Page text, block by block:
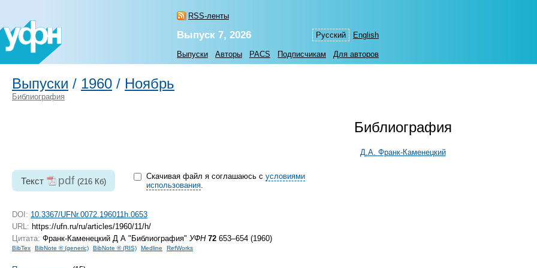
RSS-ленты
Русский English
Выпуск 7, 2026
Выпуски Авторы PACS Подписчикам Для авторов
Выпуски / 1960 / Ноябрь
Библиография
Библиография
Д.А. Франк-Каменецкий
Текст pdf (216 Кб)
Скачивая файл я соглашаюсь с условиями
использования.
DOI: 10.3367/UFNr.0072.196011h.0653
URL: https://ufn.ru/ru/articles/1960/11/h/
Цитата: Франк-Каменецкий Д А "Библиография" УФН 72 653–654 (1960)
BibTex BibNote ® (generic) BibNote ® (RIS) Medline RefWorks